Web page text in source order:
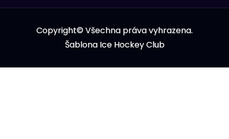
Copyright© Všechna práva vyhrazena.
Šablona Ice Hockey Club